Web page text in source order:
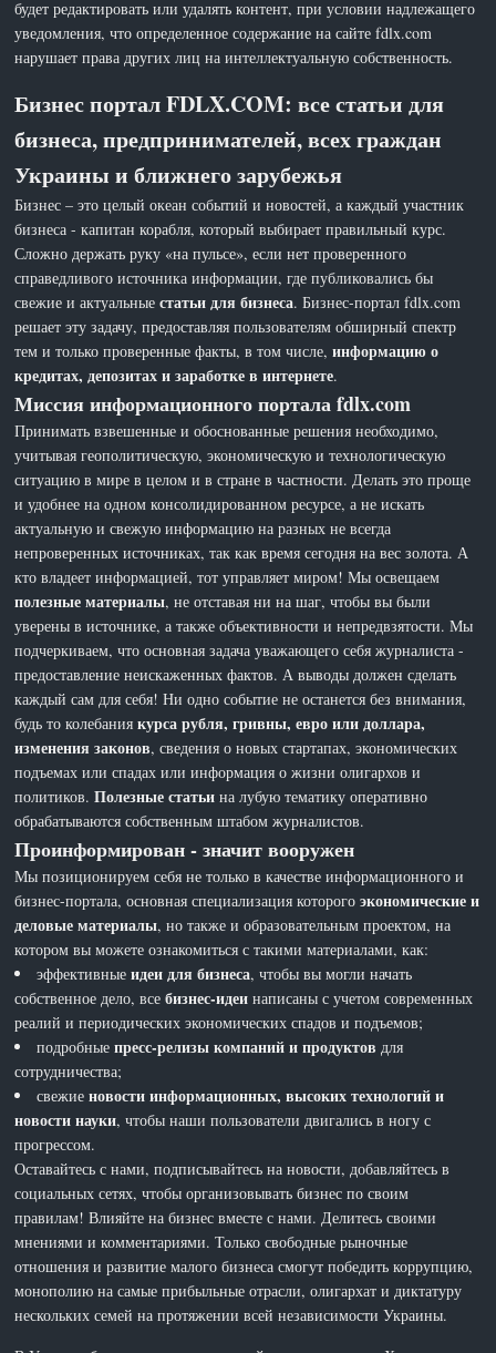
будет редактировать или удалять контент, при условии надлежащего
уведомления, что определенное содержание на сайте fdlx.com
нарушает права других лиц на интеллектуальную собственность.
Бизнес портал FDLX.COM: все статьи для
бизнеса, предпринимателей, всех граждан
Украины и ближнего зарубежья
Бизнес – это целый океан событий и новостей, а каждый участник
бизнеса - капитан корабля, который выбирает правильный курс.
Сложно держать руку «на пульсе», если нет проверенного
справедливого источника информации, где публиковались бы
свежие и актуальныестатьи для бизнеса. Бизнес-портал fdlx.com
решает эту задачу, предоставляя пользователям обширный спектр
тем и только проверенные факты, в том числе,информацию о
кредитах, депозитах и заработке в интернете.
Миссия информационного портала fdlx.com
Принимать взвешенные и обоснованные решения необходимо,
учитывая геополитическую, экономическую и технологическую
ситуацию в мире в целом и в стране в частности. Делать это проще
и удобнее на одном консолидированном ресурсе, а не искать
актуальную и свежую информацию на разных не всегда
непроверенных источниках, так как время сегодня на вес золота. А
кто владеет информацией, тот управляет миром! Мы освещаем
полезные материалы, не отставая ни на шаг, чтобы вы были
уверены в источнике, а также объективности и непредвзятости. Мы
подчеркиваем, что основная задача уважающего себя журналиста -
предоставление неискаженных фактов. А выводы должен сделать
каждый сам для себя! Ни одно событие не останется без внимания,
будь то колебаниякурса рубля, гривны, евро или доллара,
изменения законов, сведения о новых стартапах, экономических
подъемах или спадах или информация о жизни олигархов и
политиков.Полезные статьи на лубую тематику оперативно
обрабатываются собственным штабом журналистов.
Проинформирован - значит вооружен
Мы позиционируем себя не только в качестве информационного и
бизнес-портала, основная специализация которогоэкономические и
деловые материалы, но также и образовательным проектом, на
котором вы можете ознакомиться с такими материалами, как:
эффективныеидеи для бизнеса, чтобы вы могли начать
собственное дело, всебизнес-идеи написаны с учетом современных
реалий и периодических экономических спадов и подъемов;
подробныепресс-релизы компаний и продуктов для
сотрудничества;
свежиеновости информационных, высоких технологий и
новости науки, чтобы наши пользователи двигались в ногу с
прогрессом.
Оставайтесь с нами, подписывайтесь на новости, добавляйтесь в
социальных сетях, чтобы организовывать бизнес по своим
правилам! Влияйте на бизнес вместе с нами. Делитесь своими
мнениями и комментариями. Только свободные рыночные
отношения и развитие малого бизнеса смогут победить коррупцию,
монополию на самые прибыльные отрасли, олигархат и диктатуру
нескольких семей на протяжении всей независимости Украины.